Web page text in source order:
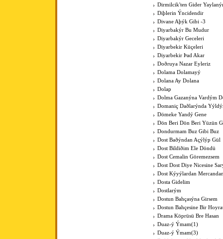
Dirmilcik'ten Gider
Diþlerin Ýncidendir
Divane Aþýk Gibi -3
Diyarbakýr Bu Mudur
Diyarbakýr Geceleri
Diyarbekir Küçeleri
Diyarbekir Þad Akar
Doðruya Nazar Eyleriz
Dolama Dolamayý
Dolana Ay Dolana
Dolap
Dolma Gazanýna Vardým
Domaniç Daðlarýnda
Dömeke Yandý Gene
Dön Beri Dön Beri Yüzün
Dondurmam Buz Gibi Buz
Dost Baðýndan Açýlýp Gül
Dost Bildiðim Ele Döndü
Dost Cemalin Göremezsem
Dost Dost Diye Nicesine
Dost Kýyýlardan
Dosta Gidelim
Dostlarým
Dostun Bahçasýna Girsem
Dostun Bahçesine Bir
Drama Köprüsü Bre Hasan
Duaz-ý Ýmam(1)
Duaz-ý Ýmam(3)